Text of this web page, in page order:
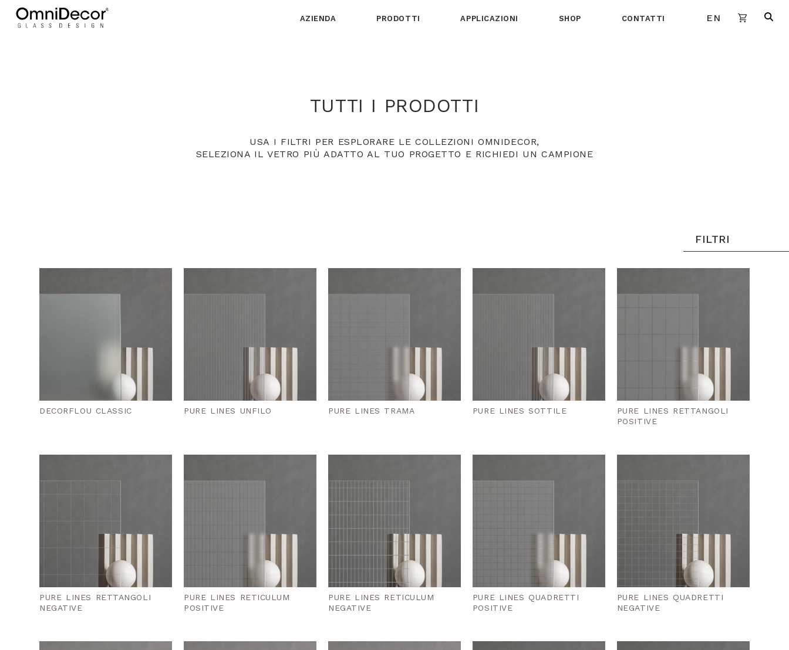
AZIENDA PRODOTTI APPLICAZIONI SHOP CONTATTI EN
TUTTI I PRODOTTI
USA I FILTRI PER ESPLORARE LE COLLEZIONI OMNIDECOR,
SELEZIONA IL VETRO PIÙ ADATTO AL TUO PROGETTO E RICHIEDI UN CAMPIONE
FILTRI
DECORFLOU CLASSIC PURE LINES UNFILO PURE LINES TRAMA PURE LINES SOTTILE
PURE LINES RETTANGOLI
POSITIVE
PURE LINES RETTANGOLI
NEGATIVE
PURE LINES RETICULUM
POSITIVE
PURE LINES RETICULUM
NEGATIVE
PURE LINES QUADRETTI
POSITIVE
PURE LINES QUADRETTI
NEGATIVE